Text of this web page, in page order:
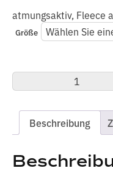
atmungsaktiv, Fleece
Größe
MASCOT®
Accelerate
Shell
Jacke
Menge
Beschreibung